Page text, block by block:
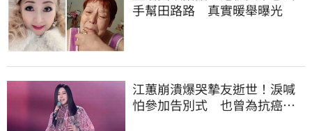
手幫田路路 真實暖舉曝光
江蕙崩潰爆哭摯友逝世！淚喊
怕參加告別式 也曾為抗癌辛